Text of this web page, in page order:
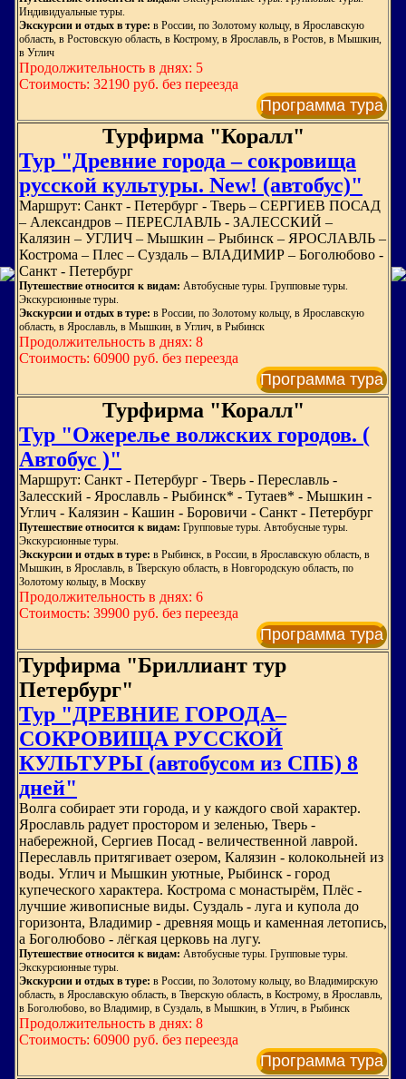
Индивидуальные туры.
Экскурсии и отдых в туре: в России, по Золотому кольцу, в Ярославскую
область, в Ростовскую область, в Кострому, в Ярославль, в Ростов, в Мышкин,
в Углич
Продолжительность в днях: 5
Стоимость: 32190 руб. без переезда
Программа тура
Турфирма "Коралл"
Тур "Древние города – сокровища
русской культуры. New! (автобус)"
Маршрут: Санкт - Петербург - Тверь – СЕРГИЕВ ПОСАД
– Александров – ПЕРЕСЛАВЛЬ - ЗАЛЕССКИЙ –
Калязин – УГЛИЧ – Мышкин – Рыбинск – ЯРОСЛАВЛЬ –
Кострома – Плес – Суздаль – ВЛАДИМИР – Боголюбово -
Санкт - Петербург
Путешествие относится к видам: Автобусные туры. Групповые туры.
Экскурсионные туры.
Экскурсии и отдых в туре: в России, по Золотому кольцу, в Ярославскую
область, в Ярославль, в Мышкин, в Углич, в Рыбинск
Продолжительность в днях: 8
Стоимость: 60900 руб. без переезда
Программа тура
Турфирма "Коралл"
Тур "Ожерелье волжских городов. (
Автобус )"
Маршрут: Санкт - Петербург - Тверь - Переславль -
Залесский - Ярославль - Рыбинск* - Тутаев* - Мышкин -
Углич - Калязин - Кашин - Боровичи - Санкт - Петербург
Путешествие относится к видам: Групповые туры. Автобусные туры.
Экскурсионные туры.
Экскурсии и отдых в туре: в Рыбинск, в России, в Ярославскую область, в
Мышкин, в Ярославль, в Тверскую область, в Новгородскую область, по
Золотому кольцу, в Москву
Продолжительность в днях: 6
Стоимость: 39900 руб. без переезда
Программа тура
Турфирма "Бриллиант тур
Петербург"
Тур "ДРЕВНИЕ ГОРОДА–
СОКРОВИЩА РУССКОЙ
КУЛЬТУРЫ (автобусом из СПБ) 8
дней"
Волга собирает эти города, и у каждого свой характер.
Ярославль радует простором и зеленью, Тверь -
набережной, Сергиев Посад - величественной лаврой.
Переславль притягивает озером, Калязин - колокольней из
воды. Углич и Мышкин уютные, Рыбинск - город
купеческого характера. Кострома с монастырём, Плёс -
лучшие живописные виды. Суздаль - луга и купола до
горизонта, Владимир - древняя мощь и каменная летопись,
а Боголюбово - лёгкая церковь на лугу.
Путешествие относится к видам: Автобусные туры. Групповые туры.
Экскурсионные туры.
Экскурсии и отдых в туре: в России, по Золотому кольцу, во Владимирскую
область, в Ярославскую область, в Тверскую область, в Кострому, в Ярославль,
в Боголюбово, во Владимир, в Суздаль, в Мышкин, в Углич, в Рыбинск
Продолжительность в днях: 8
Стоимость: 60900 руб. без переезда
Программа тура